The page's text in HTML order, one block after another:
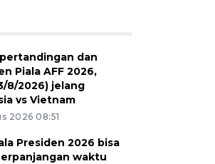
dan
Piala AFF 2026,
8/2026) jelang
vs Vietnam
2026 08:51
Presiden 2026 bisa
waktu